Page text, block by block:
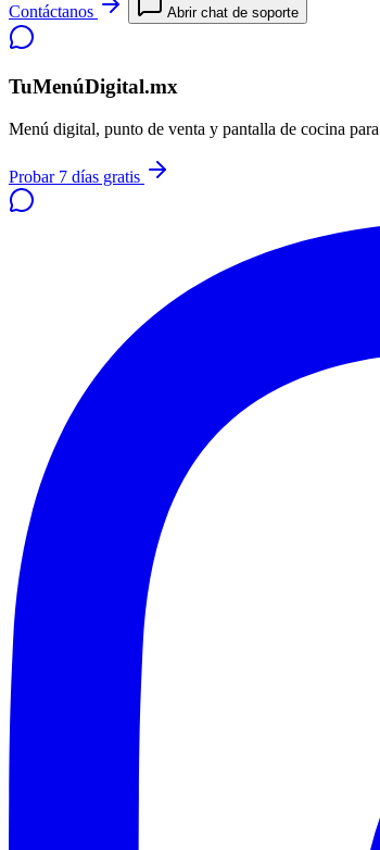
Contáctanos Abrir chat de soporte
TuMenúDigital.mx
Menú digital, punto de venta y pantalla de cocina
Probar 7 días gratis